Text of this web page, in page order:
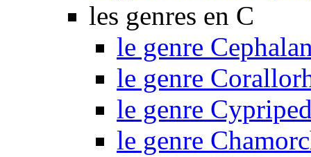
les genres en C
le genre
le genre
le genre
le genre